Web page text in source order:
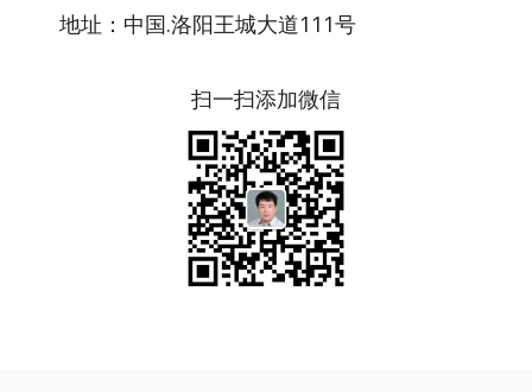
地址：中国.洛阳王城大道111号
扫一扫添加微信